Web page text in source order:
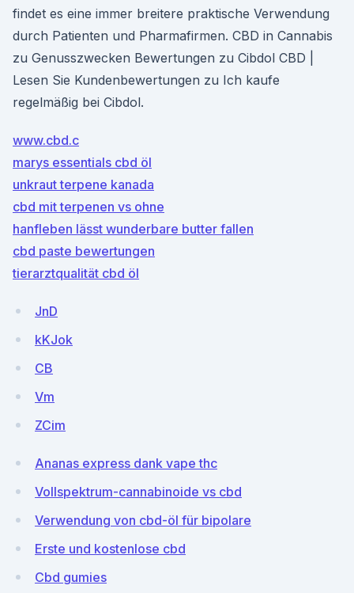
findet es eine immer breitere praktische Verwendung
durch Patienten und Pharmafirmen. CBD in Cannabis
zu Genusszwecken Bewertungen zu Cibdol CBD |
Lesen Sie Kundenbewertungen zu Ich kaufe
regelmäßig bei Cibdol.
www.cbd.c
marys essentials cbd öl
unkraut terpene kanada
cbd mit terpenen vs ohne
hanfleben lässt wunderbare butter fallen
cbd paste bewertungen
tierarztqualität cbd öl
JnD
kKJok
CB
Vm
ZCim
Ananas express dank vape thc
Vollspektrum-cannabinoide vs cbd
Verwendung von cbd-öl für bipolare
Erste und kostenlose cbd
Cbd gumies